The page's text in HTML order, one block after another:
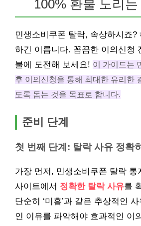
100% 환불 노리
민생소비쿠폰 탈락, 속상하시죠?
하긴 이릅니다. 꼼꼼한 이의신청
불에 도전해 보세요! 이 가이드는
후 이의신청을 통해 최대한 유리한
도록 돕는 것을 목표로 합니다.
준비 단계
첫 번째 단계: 탈락 사유 정확
가장 먼저, 민생소비쿠폰 탈락 통
사이트에서 정확한 탈락 사유를
단순히 ‘미흡’과 같은 추상적인
인 이유를 파악해야 효과적인 이